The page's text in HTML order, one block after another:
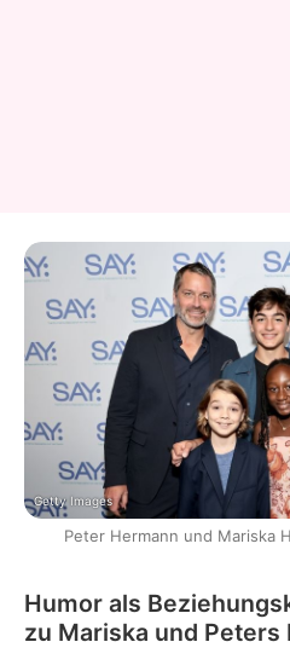
Getty Images
Peter Hermann und Mariska
Humor als
zu Mariska und Peters